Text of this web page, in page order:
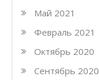
Май 2021
Февраль 2021
Октябрь 2020
Сентябрь 2020